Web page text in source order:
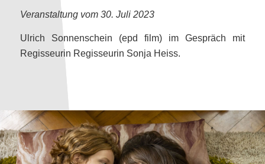
Veranstaltung vom 30. Juli 2023
Ulrich Sonnenschein (epd film) im Gespräch mit
Regisseurin Regisseurin Sonja Heiss.